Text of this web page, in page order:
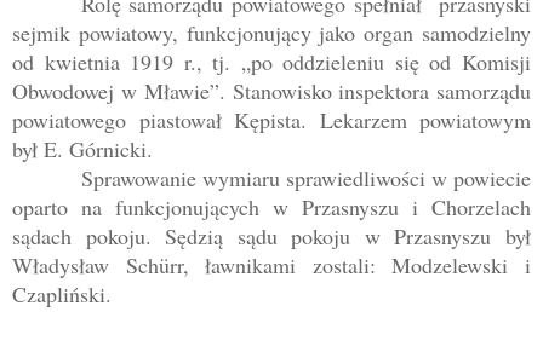
sejmik powiatowy, funkcjonujący jako organ samodzielny
od kwietnia 1919 r., tj. „po oddzieleniu się od Komisji
Obwodowej w Mławie”. Stanowisko inspektora samorządu
powiatowego piastował Kępista. Lekarzem powiatowym
był E. Górnicki.
Sprawowanie wymiaru sprawiedliwości w powiecie
oparto na funkcjonujących w Przasnyszu i Chorzelach
sądach pokoju. Sędzią sądu pokoju w Przasnyszu był
Władysław Schürr, ławnikami zostali: Modzelewski i
Czapliński.